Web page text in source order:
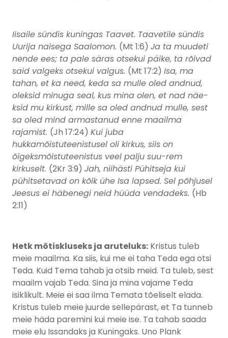
Iisaile sündis kuningas Taavet. Taavetile sündis
Uurija naisega Saalomon. (Mt 1:6) Ja ta muudeti
nende ees; ta pale säras otsekui päike, ta rõivad
said valgeks otsekui valgus. (Mt 17:2) Isa, ma
tahan, et ka need, keda sa mulle oled andnud,
oleksid minuga seal, kus mina olen, et nad näe-
ksid mu kirkust, mille sa oled andnud mulle, sest
sa oled mind armastanud enne maailma
rajamist. (Jh 17:24) Kui juba
hukkamõistuteenistusel oli kirkus, siis on
õigeksmõistuteenistus veel palju suu-rem
kirkuselt. (2Kr 3:9) Jah, niihästi Pühitseja kui
pühitsetavad on kõik ühe Isa lapsed. Sel põhjusel
Jeesus ei häbenegi neid hüüda vendadeks. (Hb
2:11)
Hetk mõtiskluseks ja aruteluks: Kristus tuleb
meie maailma. Ka siis, kui me ei taha Teda ega otsi
Teda. Kuid Tema tahab ja otsib meid. Ta tuleb, sest
maailm vajab Teda. Sina ja mina vajame Teda
isiklikult. Meie ei saa ilma Temata tõeliselt elada.
Kristus tuleb meie juurde sellepärast, et Ta tunneb
meie häda paremini kui meie ise. Ta tahab saada
meie elu Issandaks ja Kuningaks. Uno Plank